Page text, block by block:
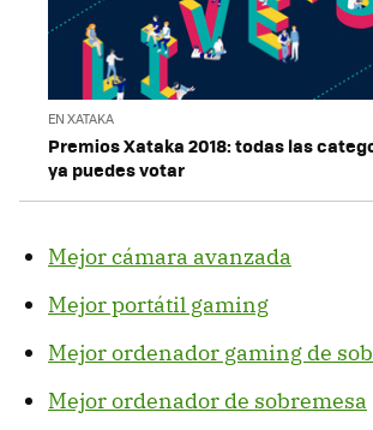
EN XATAKA
Premios Xataka 2018: todas las
ya puedes votar
Mejor cámara avanzada
Mejor portátil gaming
Mejor ordenador gaming de
Mejor ordenador de sobremesa